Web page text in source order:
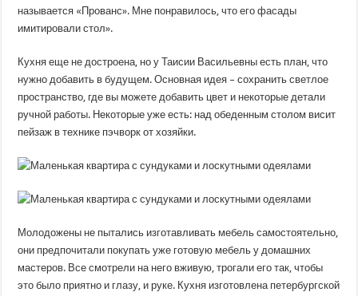
называется «Прованс». Мне понравилось, что его фасады
имитировали стол».
Кухня еще не достроена, но у Таисии Васильевны есть план, что
нужно добавить в будущем. Основная идея – сохранить светлое
пространство, где вы можете добавить цвет и некоторые детали
ручной работы. Некоторые уже есть: над обеденным столом висит
пейзаж в технике пэчворк от хозяйки.
Молодожены не пытались изготавливать мебель самостоятельно,
они предпочитали покупать уже готовую мебель у домашних
мастеров. Все смотрели на него вживую, трогали его так, чтобы
это было приятно и глазу, и руке. Кухня изготовлена ​​петербургской